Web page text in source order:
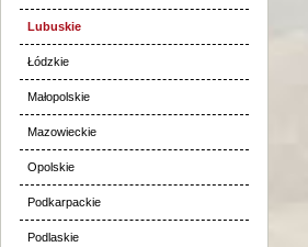
Lubuskie
Łódzkie
Małopolskie
Mazowieckie
Opolskie
Podkarpackie
Podlaskie